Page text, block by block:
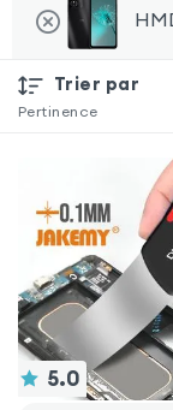
Trier par
Pertinence
5.0